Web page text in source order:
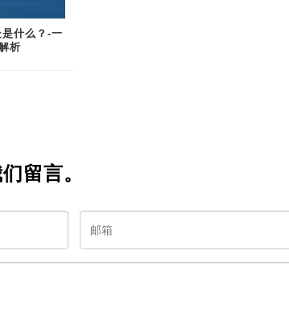
什么？-一
析
留言。